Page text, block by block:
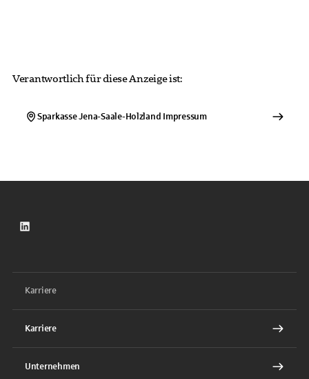
Verantwortlich für diese Anzeige ist:
Sparkasse Jena-Saale-Holzland Impressum
LinkedIn
Karriere
Karriere
Unternehmen